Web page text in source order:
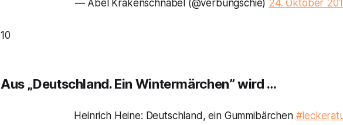
— Abel Krakenschnabel (@verbungschie) 24. Oktober
10
Aus „Deutschland. Ein Wintermärchen” wird …
Heinrich Heine: Deutschland, ein Gummibärchen